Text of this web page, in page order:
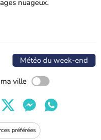
nuageux.
Météo du week-end
ville
préférées